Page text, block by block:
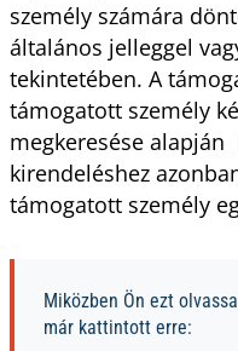
személy számára
általános jelleggel
tekintetében. A
támogatott személy
megkeresése
kirendeléshez
támogatott személy
Miközben Ön ezt
már kattintott erre: